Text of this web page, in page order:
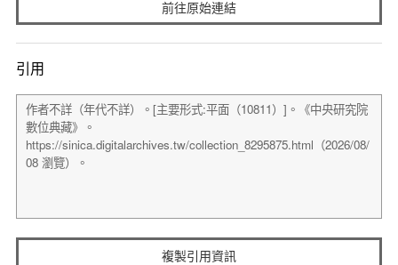
前往原始連結
引用
複製引用資訊